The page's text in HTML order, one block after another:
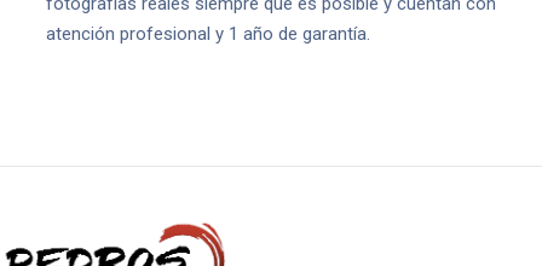
atención profesional y 1 año de garantía.